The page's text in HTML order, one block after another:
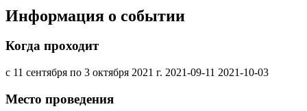
Информация о событии
Когда проходит
с 11 сентября по 3 октября 2021 г. 2021-09-11 2021-10-03
Место проведения